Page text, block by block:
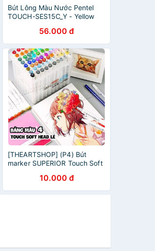
Bút Lông Màu Nước Pentel
TOUCH-SES15C_Y - Yellow
56.000 đ
[THEARTSHOP] (P4) Bút
marker SUPERIOR Touch Soft
10.000 đ